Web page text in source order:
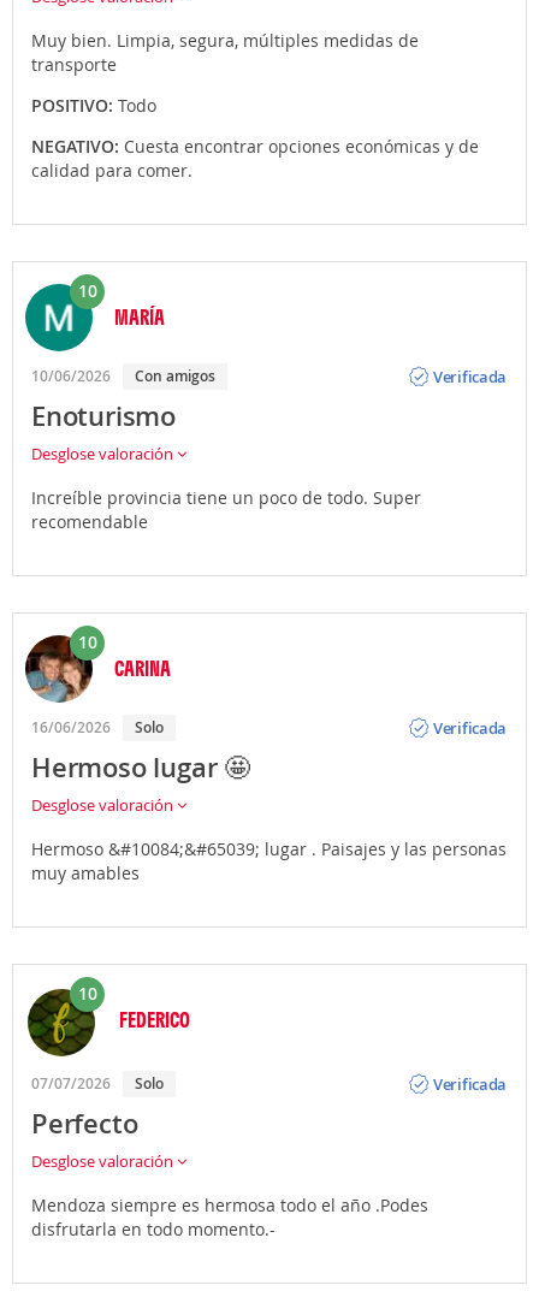
Muy bien. Limpia, segura, múltiples medidas de
transporte
POSITIVO: Todo
NEGATIVO: Cuesta encontrar opciones económicas y de
calidad para comer.
10
MARÍA
10/06/2026 Con amigos
Verificada
Enoturismo
Desglose valoración
Increíble provincia tiene un poco de todo. Super
recomendable
10
CARINA
16/06/2026 Solo
Verificada
Hermoso lugar 🤩
Desglose valoración
Hermoso &#10084;&#65039; lugar . Paisajes y las personas
muy amables
10
FEDERICO
07/07/2026 Solo
Verificada
Perfecto
Desglose valoración
Mendoza siempre es hermosa todo el año .Podes
disfrutarla en todo momento.-